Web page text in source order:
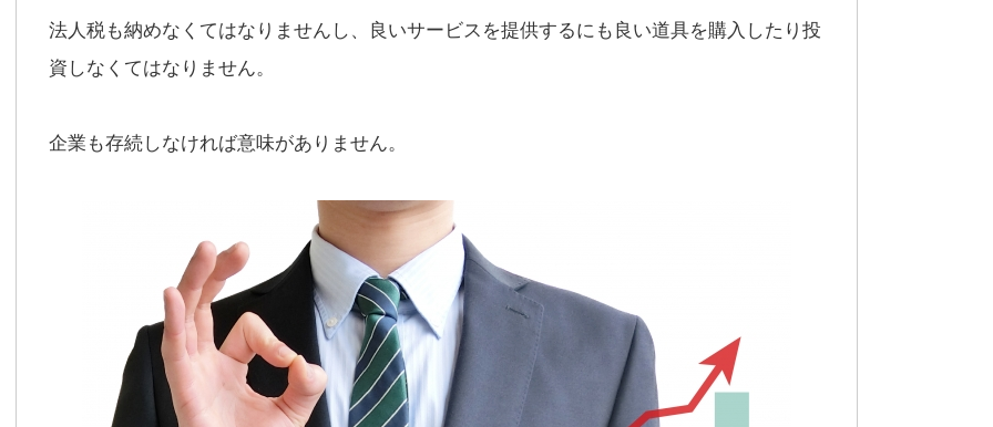
法人税も納めなくてはなりませんし、良いサービスを提供するにも良い道具を購入したり投
資しなくてはなりません。
企業も存続しなければ意味がありません。